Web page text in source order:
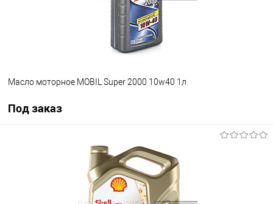
Масло моторное MOBIL Super 2000 10w40 1л
Под заказ
Под заказ